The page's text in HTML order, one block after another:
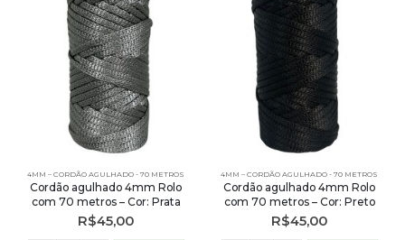
4MM – CORDÃO AGULHADO - 70 METROS
Cordão agulhado 4mm Rolo
com 70 metros – Cor: Prata
R$45,00
4MM – CORDÃO AGULHADO - 70 METROS
Cordão agulhado 4mm Rolo
com 70 metros – Cor: Preto
R$45,00